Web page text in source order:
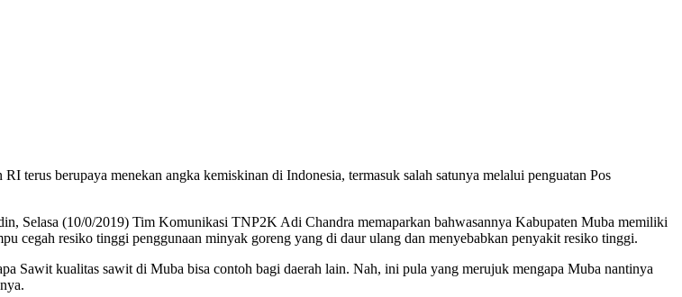
terus berupaya menekan angka kemiskinan di Indonesia, termasuk salah satunya melalui penguatan Pos
Selasa (10/0/2019) Tim Komunikasi TNP2K Adi Chandra memaparkan bahwasannya Kabupaten Muba memiliki
cegah resiko tinggi penggunaan minyak goreng yang di daur ulang dan menyebabkan penyakit resiko tinggi.
Sawit kualitas sawit di Muba bisa contoh bagi daerah lain. Nah, ini pula yang merujuk mengapa Muba nantinya